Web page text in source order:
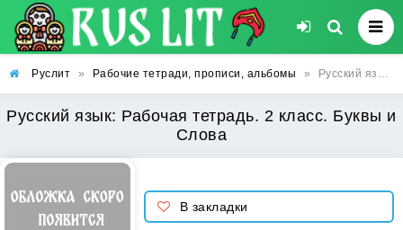
Руслит » Рабочие тетради, прописи, альбомы » Русский язык: Рабочая тетрадь. 2 класс. Буквы и Слова
Русский язык: Рабочая тетрадь. 2 класс. Буквы и
Слова
В закладки